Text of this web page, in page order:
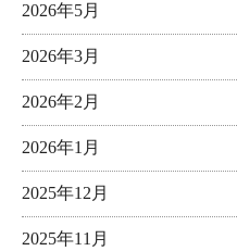
2026年5月
2026年3月
2026年2月
2026年1月
2025年12月
2025年11月